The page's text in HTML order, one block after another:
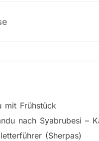
Tages zur freien
mit Frühstück
nach Syabrubesi –
(Sherpas)